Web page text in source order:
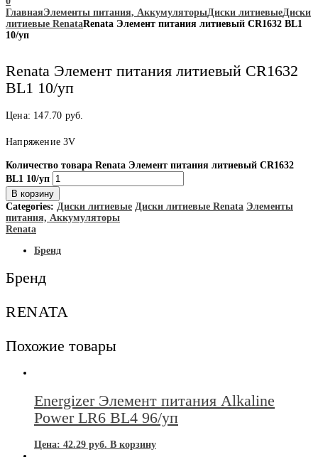
ГлавнаяЭлементы питания, АккумуляторыДиски литиевыеДиски
литиевые RenataRenata Элемент питания литиевый CR1632 BL1
10/уп
Renata Элемент питания литиевый CR1632
BL1 10/уп
Цена: 147.70 руб.
Напряжение 3V
Количество товара Renata Элемент питания литиевый CR1632
BL1 10/уп
В корзину
Categories: Диски литиевые Диски литиевые Renata Элементы
питания, Аккумуляторы
Renata
Бренд
Бренд
RENATA
Похожие товары
Energizer Элемент питания Alkaline
Power LR6 BL4 96/уп
Цена: 42.29 руб. В корзину